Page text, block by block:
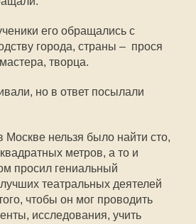
его обращались с
города, страны – прося
творца.
но в ответ посылали
Москве нельзя было найти сто,
метров, а то и
просил гениальный
театральных деятелей
чтобы он мог проводить
исследования, учить